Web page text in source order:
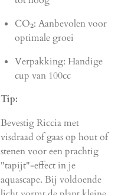
CO₂: Aanbevolen voor
optimale groei
Verpakking: Handige
cup van 100cc
Tip:
Bevestig Riccia met
visdraad of gaas op hout of
stenen voor een prachtig
"tapijt"-effect in je
aquascape. Bij voldoende